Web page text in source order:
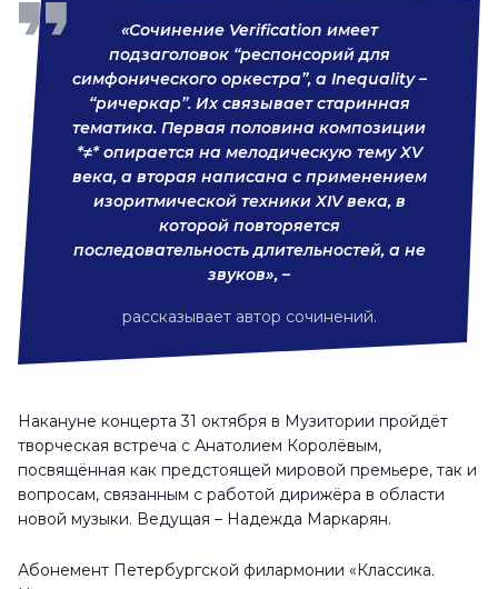
«Сочинение Verification имеет
подзаголовок “респонсорий для
симфонического оркестра”, а Inequality –
“ричеркар”. Их связывает старинная
тематика. Первая половина композиции
*≠* опирается на мелодическую тему XV
века, а вторая написана с применением
изоритмической техники XIV века, в
которой повторяется
последовательность длительностей, а не
звуков», –
рассказывает автор сочинений.
Накануне концерта 31 октября в Музитории пройдёт
творческая встреча с Анатолием Королёвым,
посвящённая как предстоящей мировой премьере, так и
вопросам, связанным с работой дирижёра в области
новой музыки. Ведущая – Надежда Маркарян.
Абонемент Петербургской филармонии «Классика.